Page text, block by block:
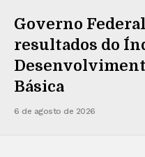
Governo
resultados do
Básica
6 de agosto de 2026